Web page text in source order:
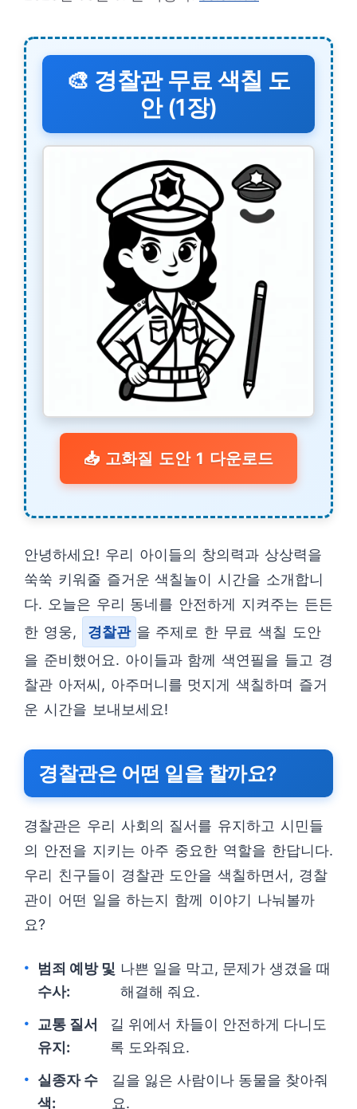
🎨 경찰관 무료 색칠 도
안 (1장)
📥 고화질 도안 1 다운로드
안녕하세요! 우리 아이들의 창의력과 상상력을
쑥쑥 키워줄 즐거운 색칠놀이 시간을 소개합니
다. 오늘은 우리 동네를 안전하게 지켜주는 든든
한 영웅,
경찰관 을 주제로 한 무료 색칠 도안
을 준비했어요. 아이들과 함께 색연필을 들고 경
찰관 아저씨, 아주머니를 멋지게 색칠하며 즐거
운 시간을 보내보세요!
경찰관은 어떤 일을 할까요?
경찰관은 우리 사회의 질서를 유지하고 시민들
의 안전을 지키는 아주 중요한 역할을 한답니다.
우리 친구들이 경찰관 도안을 색칠하면서, 경찰
관이 어떤 일을 하는지 함께 이야기 나눠볼까
요?
범죄 예방 및
수사:
나쁜 일을 막고, 문제가 생겼을 때
해결해 줘요.
교통 질서
유지:
길 위에서 차들이 안전하게 다니도
록 도와줘요.
실종자 수
색:
길을 잃은 사람이나 동물을 찾아줘
요.